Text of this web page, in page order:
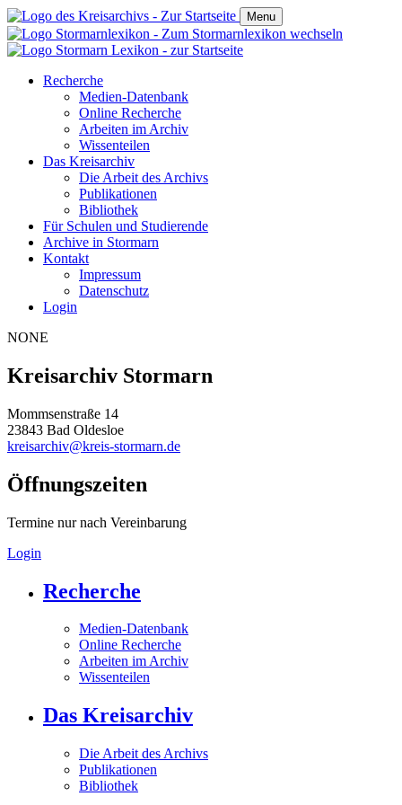
Menu
Recherche
Medien-Datenbank
Online Recherche
Arbeiten im Archiv
Wissenteilen
Das Kreisarchiv
Die Arbeit des Archivs
Publikationen
Bibliothek
Für Schulen und Studierende
Archive in Stormarn
Kontakt
Impressum
Datenschutz
Login
NONE
Kreisarchiv Stormarn
Mommsenstraße 14
23843 Bad Oldesloe
kreisarchiv@kreis-stormarn.de
Öffnungszeiten
Termine nur nach Vereinbarung
Login
Recherche
Medien-Datenbank
Online Recherche
Arbeiten im Archiv
Wissenteilen
Das Kreisarchiv
Die Arbeit des Archivs
Publikationen
Bibliothek